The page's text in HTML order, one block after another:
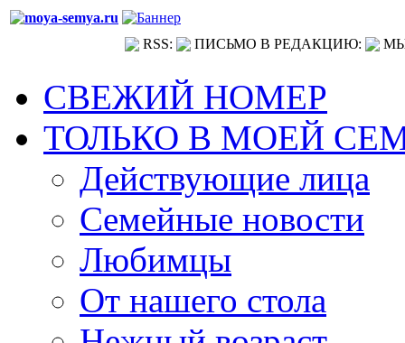
RSS: ПИСЬМО В РЕДАКЦИЮ:
СВЕЖИЙ НОМЕР
ТОЛЬКО В МОЕЙ
Действующие лица
Семейные новости
Любимцы
От нашего стола